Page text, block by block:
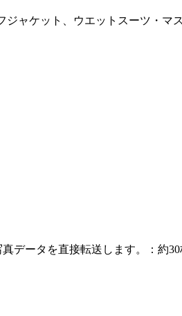
ャケット、ウエットスーツ・
データを直接転送します。：約30